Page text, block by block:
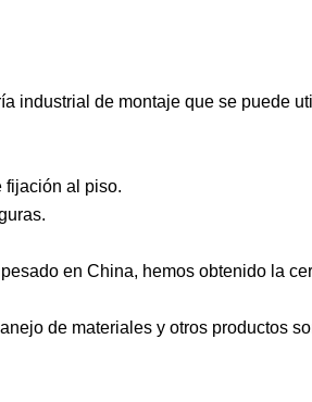
industrial de montaje que se puede
fijación al piso.
en China, hemos obtenido la
de materiales y otros productos